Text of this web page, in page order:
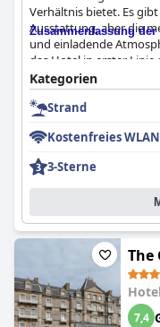
Verhältnis bietet. Es
Ausstattung, aber die
und einladende
das Hotel in erster
Rückzugsort am Meer
eine erschwingliche
Wer eine
Zusammenfassung
Kategorien
Strand
Kostenfreies WLAN
3-Sterne
The
7,4